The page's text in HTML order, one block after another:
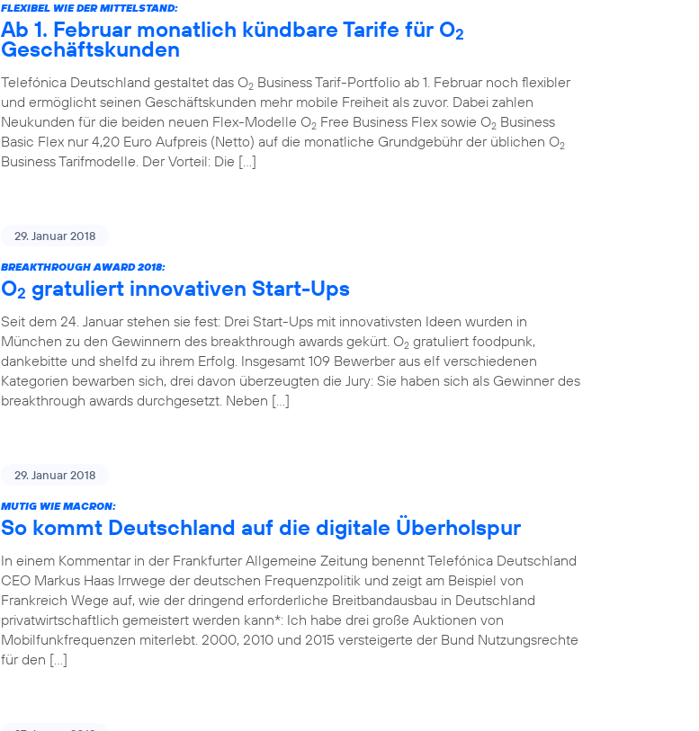
FLEXIBEL WIE DER MITTELSTAND:
Ab 1. Februar monatlich kündbare Tarife für O2
Geschäftskunden
Telefónica Deutschland gestaltet das O2 Business Tarif-Portfolio ab 1. Februar noch flexibler
und ermöglicht seinen Geschäftskunden mehr mobile Freiheit als zuvor. Dabei zahlen
Neukunden für die beiden neuen Flex-Modelle O2 Free Business Flex sowie O2 Business
Basic Flex nur 4,20 Euro Aufpreis (Netto) auf die monatliche Grundgebühr der üblichen O2
Business Tarifmodelle. Der Vorteil: Die […]
29. Januar 2018
BREAKTHROUGH AWARD 2018:
O2 gratuliert innovativen Start-Ups
Seit dem 24. Januar stehen sie fest: Drei Start-Ups mit innovativsten Ideen wurden in
München zu den Gewinnern des breakthrough awards gekürt. O2 gratuliert foodpunk,
dankebitte und shelfd zu ihrem Erfolg. Insgesamt 109 Bewerber aus elf verschiedenen
Kategorien bewarben sich, drei davon überzeugten die Jury: Sie haben sich als Gewinner des
breakthrough awards durchgesetzt. Neben […]
29. Januar 2018
MUTIG WIE MACRON:
So kommt Deutschland auf die digitale Überholspur
In einem Kommentar in der Frankfurter Allgemeine Zeitung benennt Telefónica Deutschland
CEO Markus Haas Irrwege der deutschen Frequenzpolitik und zeigt am Beispiel von
Frankreich Wege auf, wie der dringend erforderliche Breitbandausbau in Deutschland
privatwirtschaftlich gemeistert werden kann*: Ich habe drei große Auktionen von
Mobilfunkfrequenzen miterlebt. 2000, 2010 und 2015 versteigerte der Bund Nutzungsrechte
für den […]